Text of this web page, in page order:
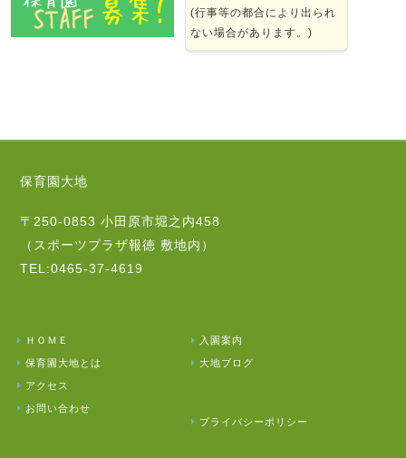
(行事等の都合により出られ
ない場合があります。)
保育園大地
〒250-0853 小田原市堀之内458
（スポーツプラザ報徳 敷地内）
TEL:0465-37-4619
ＨＯＭＥ
保育園大地とは
アクセス
お問い合わせ
入園案内
大地ブログ
プライバシーポリシー